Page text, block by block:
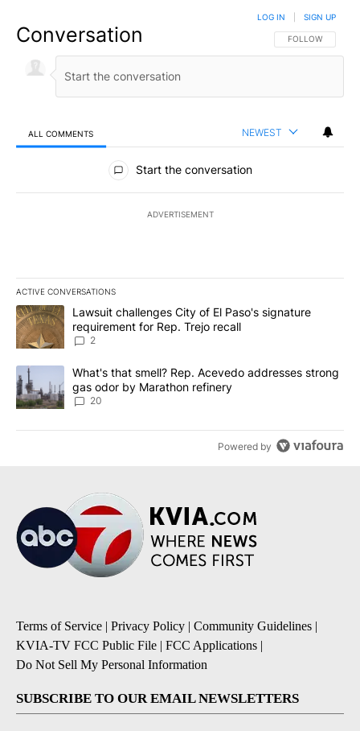
Conversation FOLLOW THIS
FOLLOW
LOG IN SIGN UP
ALL COMMENTS NEWEST
All Comments
Start the conversation
ADVERTISEMENT
ACTIVE CONVERSATIONS
The following is a list of the most commented articles in the last
A trending article titled "Lawsuit challenges City of El Paso's
Lawsuit challenges City of El Paso's signature
requirement for Rep. Trejo recall
2
A trending article titled "What's that smell? Rep. Acevedo
What's that smell? Rep. Acevedo addresses strong
gas odor by Marathon refinery
20
Powered by
Terms of Service | Privacy Policy | Community Guidelines |
KVIA-TV FCC Public File | FCC Applications |
Do Not Sell My Personal Information
SUBSCRIBE TO OUR EMAIL NEWSLETTERS